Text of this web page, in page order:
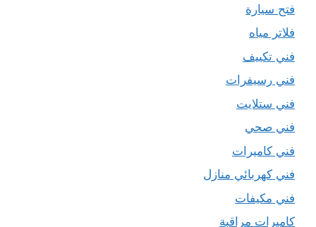
فتح سيارة
فلاتر مياه
فني تكييف
فني رسيفرات
فني ستلايت
فني صحي
فني كاميرات
فني كهربائي منازل
فني مكيفات
كاميرات مراقبة